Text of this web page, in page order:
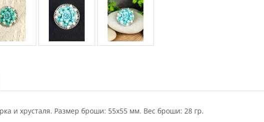
и хрусталя. Размер броши: 55х55 мм. Вес броши: 28 гр.